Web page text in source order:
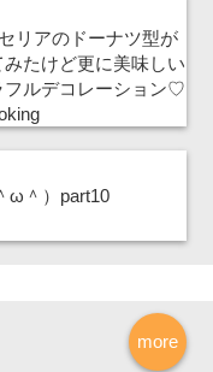
リアのドーナツ型が
たけど更に美味しい
フルデコレーション♡
ω＾）part10
more